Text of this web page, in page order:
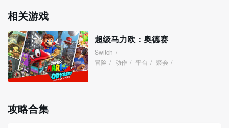
相关游戏
超级马力欧：奥德赛
Switch /
冒险 / 动作 / 平台 / 聚会 /
攻略合集